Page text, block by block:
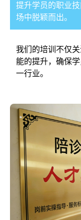
提升学员的职业
场中脱颖而出。
我们的培训不仅
能的提升，确保
一行业。